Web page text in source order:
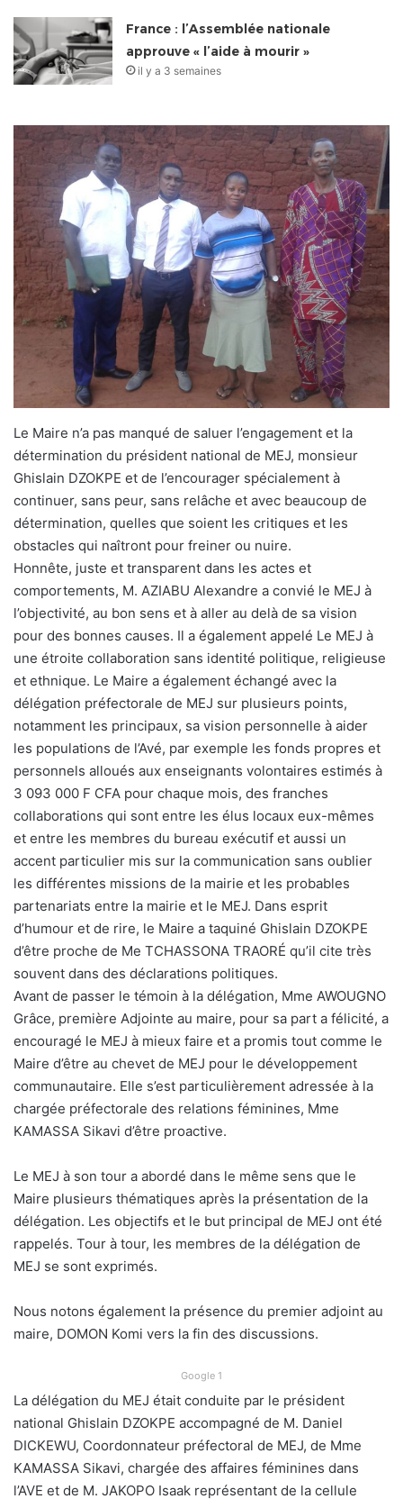
France : l’Assemblée nationale
approuve « l’aide à mourir »
il y a 3 semaines
Le Maire n’a pas manqué de saluer l’engagement et la
détermination du président national de MEJ, monsieur
Ghislain DZOKPE et de l’encourager spécialement à
continuer, sans peur, sans relâche et avec beaucoup de
détermination, quelles que soient les critiques et les
obstacles qui naîtront pour freiner ou nuire.
Honnête, juste et transparent dans les actes et
comportements, M. AZIABU Alexandre a convié le MEJ à
l’objectivité, au bon sens et à aller au delà de sa vision
pour des bonnes causes. Il a également appelé Le MEJ à
une étroite collaboration sans identité politique, religieuse
et ethnique. Le Maire a également échangé avec la
délégation préfectorale de MEJ sur plusieurs points,
notamment les principaux, sa vision personnelle à aider
les populations de l’Avé, par exemple les fonds propres et
personnels alloués aux enseignants volontaires estimés à
3 093 000 F CFA pour chaque mois, des franches
collaborations qui sont entre les élus locaux eux-mêmes
et entre les membres du bureau exécutif et aussi un
accent particulier mis sur la communication sans oublier
les différentes missions de la mairie et les probables
partenariats entre la mairie et le MEJ. Dans esprit
d’humour et de rire, le Maire a taquiné Ghislain DZOKPE
d’être proche de Me TCHASSONA TRAORÉ qu’il cite très
souvent dans des déclarations politiques.
Avant de passer le témoin à la délégation, Mme AWOUGNO
Grâce, première Adjointe au maire, pour sa part a félicité, a
encouragé le MEJ à mieux faire et a promis tout comme le
Maire d’être au chevet de MEJ pour le développement
communautaire. Elle s’est particulièrement adressée à la
chargée préfectorale des relations féminines, Mme
KAMASSA Sikavi d’être proactive.
Le MEJ à son tour a abordé dans le même sens que le
Maire plusieurs thématiques après la présentation de la
délégation. Les objectifs et le but principal de MEJ ont été
rappelés. Tour à tour, les membres de la délégation de
MEJ se sont exprimés.
Nous notons également la présence du premier adjoint au
maire, DOMON Komi vers la fin des discussions.
Google 1
La délégation du MEJ était conduite par le président
national Ghislain DZOKPE accompagné de M. Daniel
DICKEWU, Coordonnateur préfectoral de MEJ, de Mme
KAMASSA Sikavi, chargée des affaires féminines dans
l’AVE et de M. JAKOPO Isaak représentant de la cellule